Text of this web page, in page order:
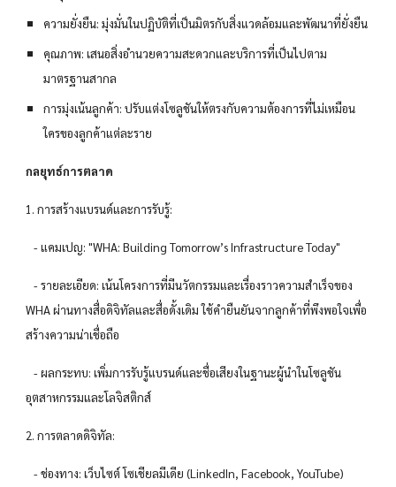
ความยั่งยืน: มุ่งมั่นในปฏิบัติที่เป็นมิตรกับสิ่งแวดล้อมและพัฒนาที่ยั่งยืน
คุณภาพ: เสนอสิ่งอำนวยความสะดวกและบริการที่เป็นไปตาม
มาตรฐานสากล
การมุ่งเน้นลูกค้า: ปรับแต่งโซลูชันให้ตรงกับความต้องการที่ไม่เหมือน
ใครของลูกค้าแต่ละราย
กลยุทธ์การตลาด
1. การสร้างแบรนด์และการรับรู้:
- แคมเปญ: "WHA: Building Tomorrow’s Infrastructure Today"
- รายละเอียด: เน้นโครงการที่มีนวัตกรรมและเรื่องราวความสำเร็จของ
WHA ผ่านทางสื่อดิจิทัลและสื่อดั้งเดิม ใช้คำยืนยันจากลูกค้าที่พึงพอใจเพื่อ
สร้างความน่าเชื่อถือ
- ผลกระทบ: เพิ่มการรับรู้แบรนด์และชื่อเสียงในฐานะผู้นำในโซลูชัน
อุตสาหกรรมและโลจิสติกส์
2. การตลาดดิจิทัล:
- ช่องทาง: เว็บไซต์ โซเชียลมีเดีย (LinkedIn, Facebook, YouTube)